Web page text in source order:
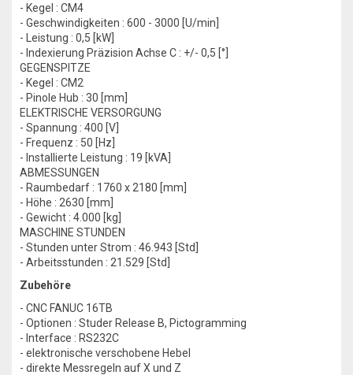
- Kegel : CM4
- Geschwindigkeiten : 600 - 3000 [U/min]
- Leistung : 0,5 [kW]
- Indexierung Präzision Achse C : +/- 0,5 [°]
GEGENSPITZE
- Kegel : CM2
- Pinole Hub : 30 [mm]
ELEKTRISCHE VERSORGUNG
- Spannung : 400 [V]
- Frequenz : 50 [Hz]
- Installierte Leistung : 19 [kVA]
ABMESSUNGEN
- Raumbedarf : 1760 x 2180 [mm]
- Höhe : 2630 [mm]
- Gewicht : 4.000 [kg]
MASCHINE STUNDEN
- Stunden unter Strom : 46.943 [Std]
- Arbeitsstunden : 21.529 [Std]
Zubehöre
- CNC FANUC 16TB
- Optionen : Studer Release B, Pictogramming
- Interface : RS232C
- elektronische verschobene Hebel
- direkte Messregeln auf X und Z